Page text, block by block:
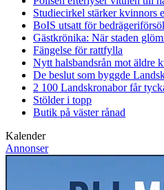
Studiecirkel stärker kvinnors
BoIS utsatt för
Gästkrönika: När staden
Fängelse för rattfylla
Nytt halsbandsrån mot äldre
De beslut som byggde
2 100 Landskronabor får
Stölder i topp
Butik på väster rånad
Kalender
Annonser